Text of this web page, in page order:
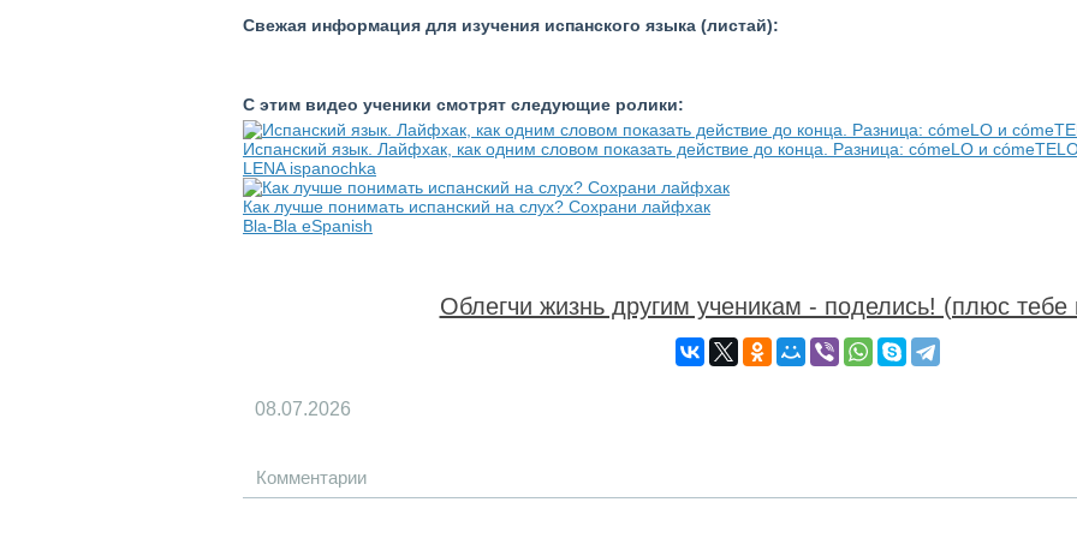
Свежая информация для изучения испанского языка (листай):
С этим видео ученики смотрят следующие ролики:
Испанский язык. Лайфхак, как одним словом показать действие до конца. Разница: cómeLO и
LENA ispanochka
Как лучше понимать испанский на слух? Сохрани лайфхак
Bla-Bla eSpanish
Облегчи жизнь другим ученикам - поделись! (плюс тебе
08.07.2026
Комментарии